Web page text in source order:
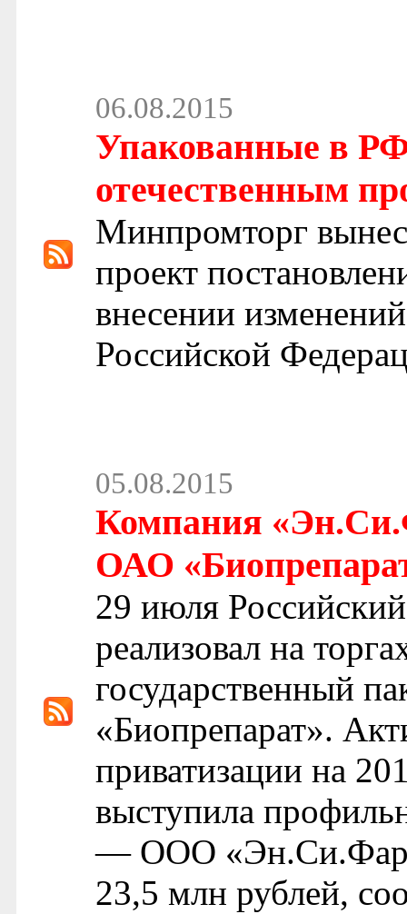
06.08.2015
Упакованные в РФ
отечественным
Минпромторг
проект
внесении
Российской
05.08.2015
Компания
ОАО
29 июля
реализовал на
государственный
«Биопрепарат».
приватизации на
выступила
— ООО
23,5 млн рублей,